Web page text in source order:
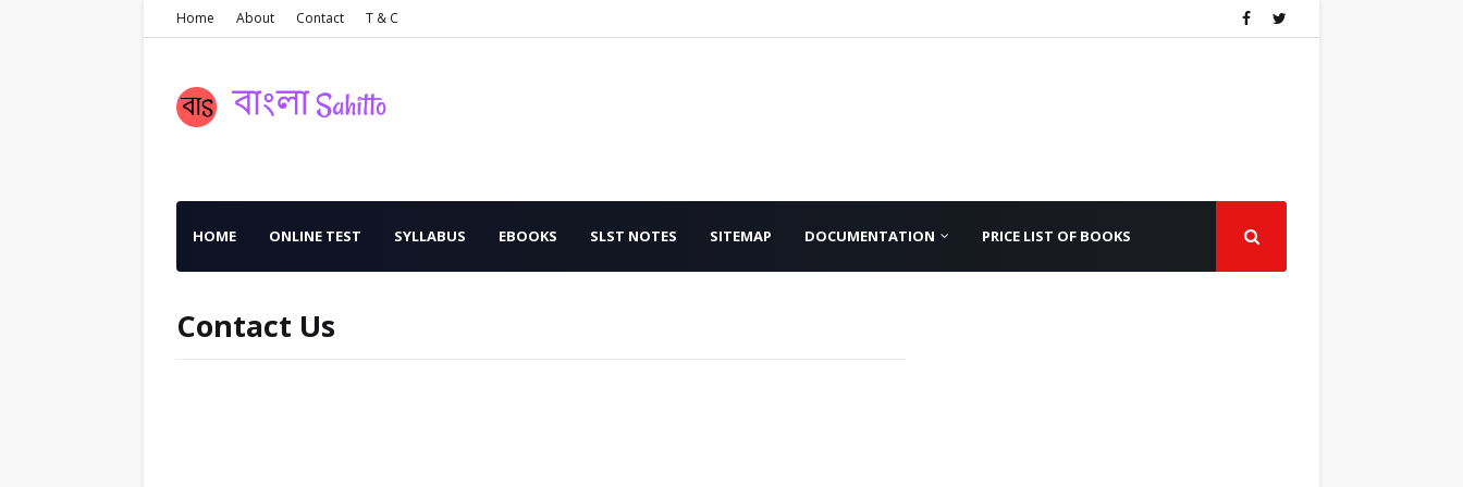
Home About Contact T & C
HOME ONLINE TEST SYLLABUS EBOOKS SLST NOTES SITEMAP DOCUMENTATION PRICE LIST OF BOOKS
Contact Us